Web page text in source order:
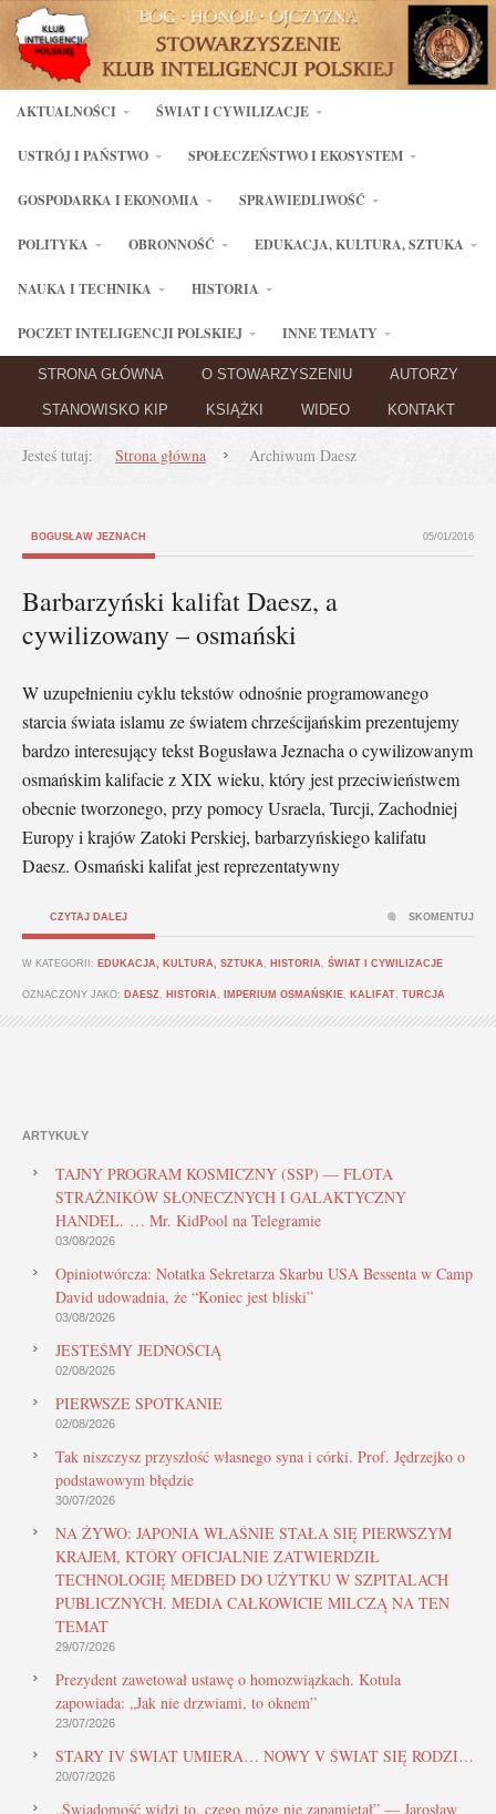
AKTUALNOŚCI ŚWIAT I CYWILIZACJE
USTRÓJ I PAŃSTWO SPOŁECZEŃSTWO I EKOSYSTEM
GOSPODARKA I EKONOMIA SPRAWIEDLIWOŚĆ
POLITYKA OBRONNOŚĆ EDUKACJA, KULTURA, SZTUKA
NAUKA I TECHNIKA HISTORIA
POCZET INTELIGENCJI POLSKIEJ INNE TEMATY
STRONA GŁÓWNA O STOWARZYSZENIU AUTORZY
STANOWISKO KIP KSIĄŻKI WIDEO KONTAKT
Jesteś tutaj: Strona główna Archiwum Daesz
BOGUSŁAW JEZNACH 05/01/2016
Barbarzyński kalifat Daesz, a
cywilizowany – osmański
W uzupełnieniu cyklu tekstów odnośnie programowanego
starcia świata islamu ze światem chrześcijańskim prezentujemy
bardzo interesujący tekst Bogusława Jeznacha o cywilizowanym
osmańskim kalifacie z XIX wieku, który jest przeciwieństwem
obecnie tworzonego, przy pomocy Usraela, Turcji, Zachodniej
Europy i krajów Zatoki Perskiej, barbarzyńskiego kalifatu
Daesz. Osmański kalifat jest reprezentatywny
CZYTAJ DALEJ
W KATEGORII: EDUKACJA, KULTURA, SZTUKA HISTORIA ŚWIAT I CYWILIZACJE
OZNACZONY JAKO: DAESZ HISTORIA IMPERIUM OSMAŃSKIE KALIFAT TURCJA
SKOMENTUJ
ARTYKUŁY
TAJNY PROGRAM KOSMICZNY (SSP) — FLOTA
STRAŻNIKÓW SŁONECZNYCH I GALAKTYCZNY
HANDEL. … Mr. KidPool na Telegramie
03/08/2026
Opiniotwórcza: Notatka Sekretarza Skarbu USA Bessenta w Camp
David udowadnia, że “Koniec jest bliski”
03/08/2026
JESTEŚMY JEDNOŚCIĄ
02/08/2026
PIERWSZE SPOTKANIE
02/08/2026
Tak niszczysz przyszłość własnego syna i córki. Prof. Jędrzejko o
podstawowym błędzie
30/07/2026
NA ŻYWO: JAPONIA WŁAŚNIE STAŁA SIĘ PIERWSZYM
KRAJEM, KTÓRY OFICJALNIE ZATWIERDZIŁ
TECHNOLOGIĘ MEDBED DO UŻYTKU W SZPITALACH
PUBLICZNYCH. MEDIA CAŁKOWICIE MILCZĄ NA TEN
TEMAT
29/07/2026
Prezydent zawetował ustawę o homozwiązkach. Kotula
zapowiada: „Jak nie drzwiami, to oknem”
23/07/2026
STARY IV ŚWIAT UMIERA… NOWY V ŚWIAT SIĘ RODZI…
20/07/2026
„Świadomość widzi to, czego mózg nie zapamiętał” — Jarosław